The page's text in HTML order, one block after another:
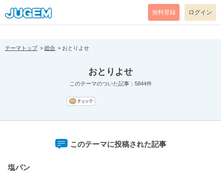
[pear_error: message="Success" code=0 mode=return level=notice
prefix="" info=""]
無料登録 ログイン
テーマトップ 総合 おとりよせ
おとりよせ
このテーマのついた記事：5844件
このテーマに投稿された記事
塩パン